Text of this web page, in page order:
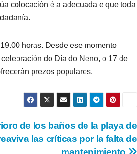
colocación é a adecuada e que toda
horas. Desde ese momento
do Día do Neno, o 17 de
prezos populares.
de los baños de la playa de
las críticas por la falta de
mantenimiento